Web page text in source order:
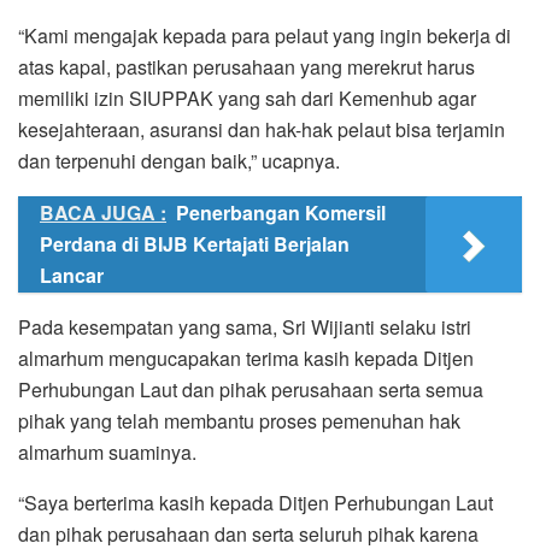
“Kami mengajak kepada para pelaut yang ingin bekerja di
atas kapal, pastikan perusahaan yang merekrut harus
memiliki izin SIUPPAK yang sah dari Kemenhub agar
kesejahteraan, asuransi dan hak-hak pelaut bisa terjamin
dan terpenuhi dengan baik,” ucapnya.
BACA JUGA : Penerbangan Komersil
Perdana di BIJB Kertajati Berjalan
Lancar
Pada kesempatan yang sama, Sri Wijianti selaku istri
almarhum mengucapakan terima kasih kepada Ditjen
Perhubungan Laut dan pihak perusahaan serta semua
pihak yang telah membantu proses pemenuhan hak
almarhum suaminya.
“Saya berterima kasih kepada Ditjen Perhubungan Laut
dan pihak perusahaan dan serta seluruh pihak karena